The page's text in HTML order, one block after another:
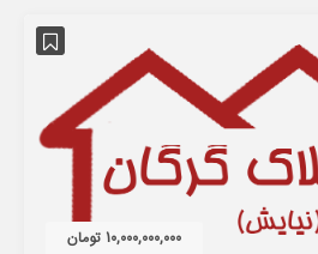
10,000,000,000 تومان